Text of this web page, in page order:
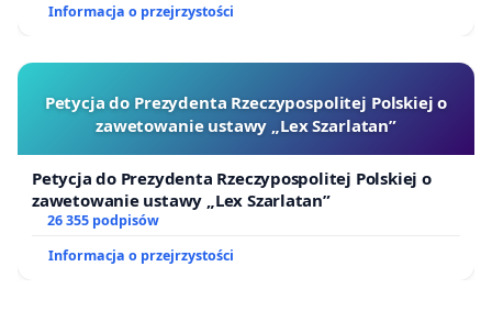
Informacja o przejrzystości
Petycja do Prezydenta Rzeczypospolitej Polskiej o
zawetowanie ustawy „Lex Szarlatan”
Petycja do Prezydenta Rzeczypospolitej Polskiej o
zawetowanie ustawy „Lex Szarlatan”
26 355 podpisów
Informacja o przejrzystości